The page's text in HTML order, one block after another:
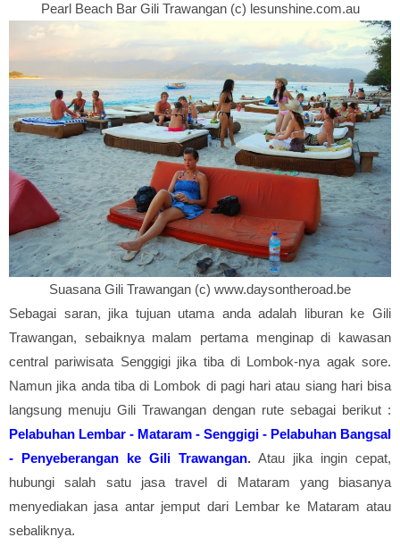
Pearl Beach Bar Gili Trawangan (c) lesunshine.com.au
Suasana Gili Trawangan (c) www.daysontheroad.be
Sebagai saran, jika tujuan utama anda adalah liburan ke Gili
Trawangan, sebaiknya malam pertama menginap di kawasan
central pariwisata Senggigi jika tiba di Lombok-nya agak sore.
Namun jika anda tiba di Lombok di pagi hari atau siang hari bisa
langsung menuju Gili Trawangan dengan rute sebagai berikut :
Pelabuhan Lembar - Mataram - Senggigi - Pelabuhan Bangsal
- Penyeberangan ke Gili Trawangan.Atau jika ingin cepat,
hubungi salah satu jasa travel di Mataram yang biasanya
menyediakan jasa antar jemput dari Lembar ke Mataram atau
sebaliknya.